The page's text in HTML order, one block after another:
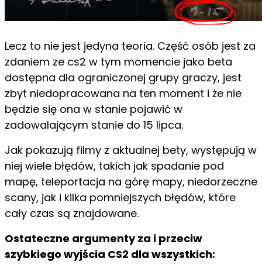
Lecz to nie jest jedyna teoria. Część osób jest za
zdaniem ze cs2 w tym momencie jako beta
dostępna dla ograniczonej grupy graczy, jest
zbyt niedopracowana na ten moment i że nie
będzie się ona w stanie pojawić w
zadowalającym stanie do 15 lipca.
Jak pokazują filmy z aktualnej bety, występują w
niej wiele błędów, takich jak spadanie pod
mapę, teleportacja na górę mapy, niedorzeczne
scany, jak i kilka pomniejszych błędów, które
cały czas są znajdowane.
Ostateczne argumenty za i przeciw
szybkiego wyjścia CS2 dla wszystkich: